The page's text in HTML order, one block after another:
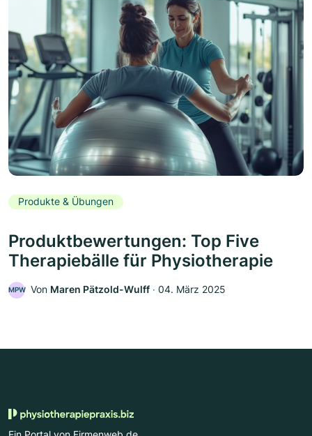
Produkte & Übungen
Produktbewertungen: Top Five
Therapiebälle für Physiotherapie
MPW Von Maren Pätzold-Wulff ‧ 04. März 2025